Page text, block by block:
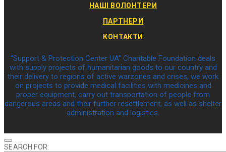
НАШІ ВОЛОНТЕРИ
ПАРТНЕРИ
КОНТАКТИ
"Support & Protection Center UA" Charitable Foundation deals
with supply projects of humanitarian goods to our country and
their delivery to regions of active warzones and crises, we work
on projects to provide medical facilities with medicines and
proper equipment, carry out transportation of people from
dangerous areas and their further resettlement, as well as shelter
administration and logistics.
SEARCH FOR: